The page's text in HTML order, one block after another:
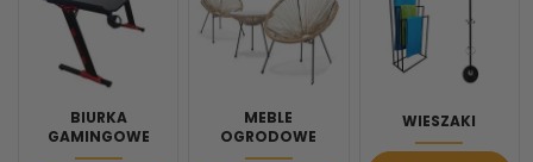
BIURKA
GAMINGOWE
MEBLE
OGRODOWE
WIESZAKI